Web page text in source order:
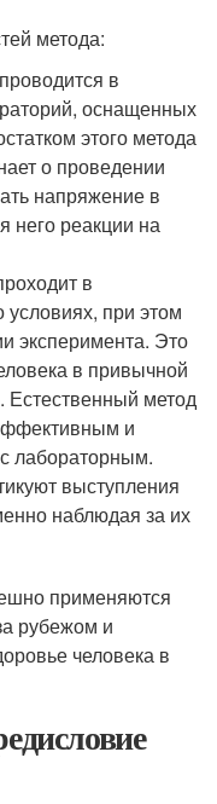
метода:
в
оснащенных
этого метода
о проведении
напряжение в
него реакции на
в
условиях, при этом
эксперимента. Это
в привычной
Естественный метод
и
лабораторным.
выступления
наблюдая за их
применяются
рубежом и
человека в